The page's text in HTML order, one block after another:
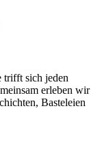
trifft sich jeden
erleben wir
Basteleien